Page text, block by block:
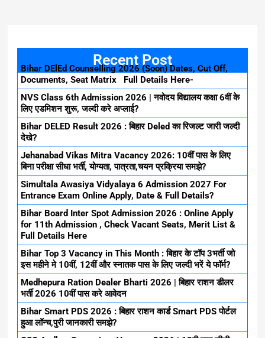
Recent Post
Bihar DElEd Counselling 2026 (Soon) Dates, Cut Off,
Documents, Seat Matrix Full Details Here-
NVS Class 6th Admission 2026 | नवोदय विद्यालय कक्षा 6वीं के
लिए एडमिशन शुरू, जल्दी करे अप्लाई?
Bihar DELED Result 2026 : बिहार Deled का रिजल्ट जारी जल्दी
देखे?
Jehanabad Vikas Mitra Vacancy 2026: 10वीं पास के लिए
बिना परीक्षा सीधा भर्ती, योग्यता, पात्रता,चयन प्रक्रिया समझे?
Simultala Awasiya Vidyalaya 6 Admission 2027 For
Entrance Exam Online Apply, Date & Full Details?
Bihar Board Inter Spot Admission 2026 : Online Apply
for 11th Admission , Check Vacant Seats, Merit List &
Full Details Here
Bihar Top 3 Vacancy in This Month : बिहार के टॉप 3भर्ती जो
इस महीने मे 10वीं, 12वीं और स्नातक पास के लिए जल्दी भरें ये फॉर्म?
Medhepura Ration Dealer Bharti 2026 | बिहार राशन डीलर
भर्ती 2026 10वीं पास करे आवेदन
Bihar Smart PDS 2026 : बिहार राशन कार्ड Smart PDS पोर्टल
हुआ लॉन्च,पुरी जानकारी समझे?